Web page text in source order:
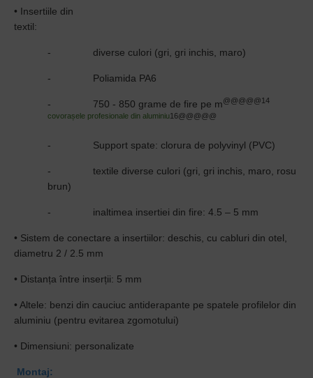
• Insertiile din
textil:
- diverse culori (gri, gri inchis, maro)
- Poliamida PA6
- 750 - 850 grame de fire pe m@@@@@14
covorașele profesionale din aluminiu16@@@@@
- Support spate: clorura de polyvinyl (PVC)
- textile diverse culori (gri, gri inchis, maro, rosu
brun)
- inaltimea insertiei din fire: 4.5 – 5 mm
• Sistem de conectare a insertiilor: deschis, cu cabluri din otel,
diametru 2 / 2.5 mm
• Distanța între inserții: 5 mm
• Altele: benzi din cauciuc antiderapante pe spatele profilelor din
aluminiu (pentru evitarea zgomotului)
• Dimensiuni: personalizate
Montaj: